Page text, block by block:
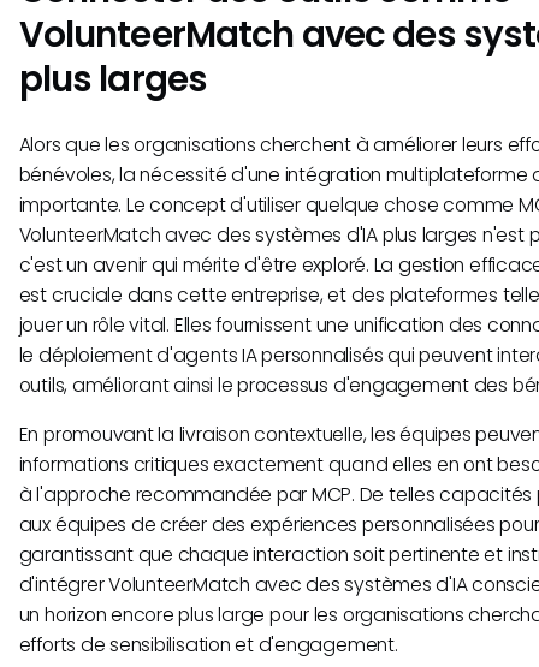
VolunteerMatch avec des
plus larges
Alors que les organisations cherchent à améliorer leurs
bénévoles, la nécessité d'une intégration multiplateforme
importante. Le concept d'utiliser quelque chose comme
VolunteerMatch avec des systèmes d'IA plus larges n'est
c'est un avenir qui mérite d'être exploré. La gestion
est cruciale dans cette entreprise, et des plateformes
jouer un rôle vital. Elles fournissent une unification des
le déploiement d'agents IA personnalisés qui peuvent
outils, améliorant ainsi le processus d'engagement des
En promouvant la livraison contextuelle, les équipes
informations critiques exactement quand elles en ont
à l'approche recommandée par MCP. De telles
aux équipes de créer des expériences personnalisées
garantissant que chaque interaction soit pertinente et
d'intégrer VolunteerMatch avec des systèmes d'IA
un horizon encore plus large pour les organisations
efforts de sensibilisation et d'engagement.